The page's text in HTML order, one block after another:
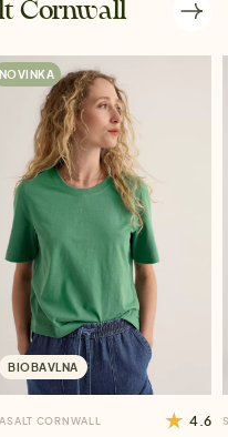
Cornwall
NOVINKA
BIOBAVLNA
CORNWALL 4.6